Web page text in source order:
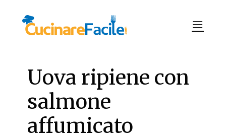
Uova ripiene con
salmone
affumicato